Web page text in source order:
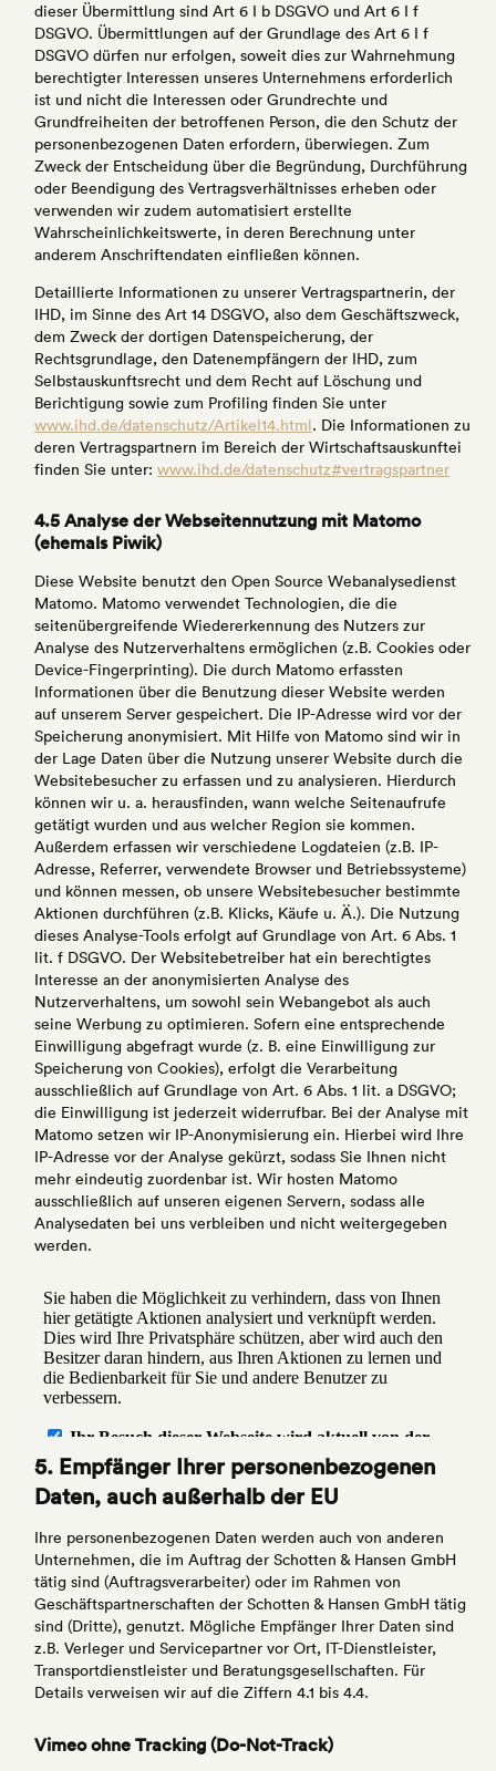
dieser Übermittlung sind Art 6 I b DSGVO und Art 6 I f
DSGVO. Übermittlungen auf der Grundlage des Art 6 I f
DSGVO dürfen nur erfolgen, soweit dies zur Wahrnehmung
berechtigter Interessen unseres Unternehmens erforderlich
ist und nicht die Interessen oder Grundrechte und
Grundfreiheiten der betroffenen Person, die den Schutz der
personenbezogenen Daten erfordern, überwiegen. Zum
Zweck der Entscheidung über die Begründung, Durchführung
oder Beendigung des Vertragsverhältnisses erheben oder
verwenden wir zudem automatisiert erstellte
Wahrscheinlichkeitswerte, in deren Berechnung unter
anderem Anschriftendaten einfließen können.
Detaillierte Informationen zu unserer Vertragspartnerin, der
IHD, im Sinne des Art 14 DSGVO, also dem Geschäftszweck,
dem Zweck der dortigen Datenspeicherung, der
Rechtsgrundlage, den Datenempfängern der IHD, zum
Selbstauskunftsrecht und dem Recht auf Löschung und
Berichtigung sowie zum Profiling finden Sie unter
www.ihd.de/datenschutz/Artikel14.html. Die Informationen zu
deren Vertragspartnern im Bereich der Wirtschaftsauskunftei
finden Sie unter: www.ihd.de/datenschutz#vertragspartner
4.5 Analyse der Webseitennutzung mit Matomo
(ehemals Piwik)
Diese Website benutzt den Open Source Webanalysedienst
Matomo. Matomo verwendet Technologien, die die
seitenübergreifende Wiedererkennung des Nutzers zur
Analyse des Nutzerverhaltens ermöglichen (z.B. Cookies oder
Device-Fingerprinting). Die durch Matomo erfassten
Informationen über die Benutzung dieser Website werden
auf unserem Server gespeichert. Die IP-Adresse wird vor der
Speicherung anonymisiert. Mit Hilfe von Matomo sind wir in
der Lage Daten über die Nutzung unserer Website durch die
Websitebesucher zu erfassen und zu analysieren. Hierdurch
können wir u. a. herausfinden, wann welche Seitenaufrufe
getätigt wurden und aus welcher Region sie kommen.
Außerdem erfassen wir verschiedene Logdateien (z.B. IP-
Adresse, Referrer, verwendete Browser und Betriebssysteme)
und können messen, ob unsere Websitebesucher bestimmte
Aktionen durchführen (z.B. Klicks, Käufe u. Ä.). Die Nutzung
dieses Analyse-Tools erfolgt auf Grundlage von Art. 6 Abs. 1
lit. f DSGVO. Der Websitebetreiber hat ein berechtigtes
Interesse an der anonymisierten Analyse des
Nutzerverhaltens, um sowohl sein Webangebot als auch
seine Werbung zu optimieren. Sofern eine entsprechende
Einwilligung abgefragt wurde (z. B. eine Einwilligung zur
Speicherung von Cookies), erfolgt die Verarbeitung
ausschließlich auf Grundlage von Art. 6 Abs. 1 lit. a DSGVO;
die Einwilligung ist jederzeit widerrufbar. Bei der Analyse mit
Matomo setzen wir IP-Anonymisierung ein. Hierbei wird Ihre
IP-Adresse vor der Analyse gekürzt, sodass Sie Ihnen nicht
mehr eindeutig zuordenbar ist. Wir hosten Matomo
ausschließlich auf unseren eigenen Servern, sodass alle
Analysedaten bei uns verbleiben und nicht weitergegeben
werden.
5. Empfänger Ihrer personenbezogenen
Daten, auch außerhalb der EU
Ihre personenbezogenen Daten werden auch von anderen
Unternehmen, die im Auftrag der Schotten & Hansen GmbH
tätig sind (Auftragsverarbeiter) oder im Rahmen von
Geschäftspartnerschaften der Schotten & Hansen GmbH tätig
sind (Dritte), genutzt. Mögliche Empfänger Ihrer Daten sind
z.B. Verleger und Servicepartner vor Ort, IT-Dienstleister,
Transportdienstleister und Beratungsgesellschaften. Für
Details verweisen wir auf die Ziffern 4.1 bis 4.4.
Vimeo ohne Tracking (Do-Not-Track)